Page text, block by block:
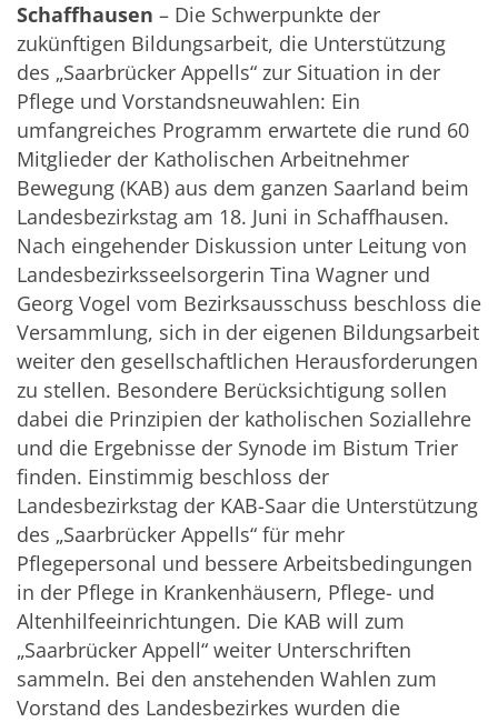
Schaffhausen – Die Schwerpunkte der
zukünftigen Bildungsarbeit, die Unterstützung
des „Saarbrücker Appells“ zur Situation in der
Pflege und Vorstandsneuwahlen: Ein
umfangreiches Programm erwartete die rund 60
Mitglieder der Katholischen Arbeitnehmer
Bewegung (KAB) aus dem ganzen Saarland beim
Landesbezirkstag am 18. Juni in Schaffhausen.
Nach eingehender Diskussion unter Leitung von
Landesbezirksseelsorgerin Tina Wagner und
Georg Vogel vom Bezirksausschuss beschloss die
Versammlung, sich in der eigenen Bildungsarbeit
weiter den gesellschaftlichen Herausforderungen
zu stellen. Besondere Berücksichtigung sollen
dabei die Prinzipien der katholischen Soziallehre
und die Ergebnisse der Synode im Bistum Trier
finden. Einstimmig beschloss der
Landesbezirkstag der KAB-Saar die Unterstützung
des „Saarbrücker Appells“ für mehr
Pflegepersonal und bessere Arbeitsbedingungen
in der Pflege in Krankenhäusern, Pflege- und
Altenhilfeeinrichtungen. Die KAB will zum
„Saarbrücker Appell“ weiter Unterschriften
sammeln. Bei den anstehenden Wahlen zum
Vorstand des Landesbezirkes wurden die